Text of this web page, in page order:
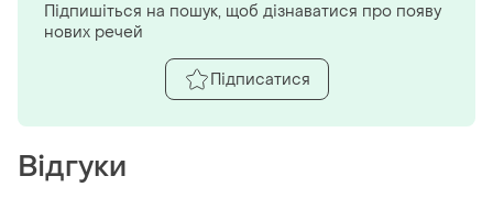
Відгуки
Підпишіться на пошук, щоб дізнаватися про появу
нових речей
Підписатися